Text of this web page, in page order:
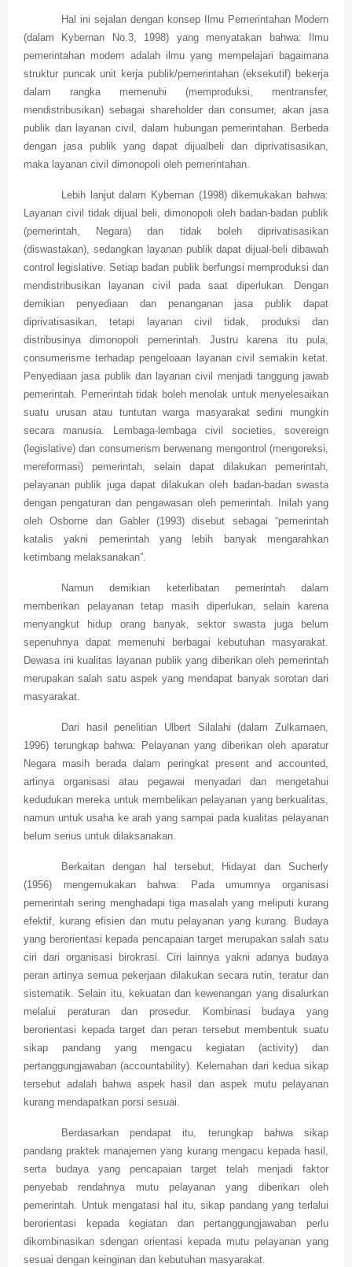
Hal ini sejalan dengan konsep Ilmu Pemerintahan Modern
(dalam Kybernan No.3, 1998) yang menyatakan bahwa: Ilmu
pemerintahan modern adalah ilmu yang mempelajari bagaimana
struktur puncak unit kerja publik/pemerintahan (eksekutif) bekerja
dalam rangka memenuhi (memproduksi, mentransfer,
mendistribusikan) sebagai shareholder dan consumer, akan jasa
publik dan layanan civil, dalam hubungan pemerintahan. Berbeda
dengan jasa publik yang dapat dijualbeli dan diprivatisasikan,
maka layanan civil dimonopoli oleh pemerintahan.
Lebih lanjut dalam Kybernan (1998) dikemukakan bahwa:
Layanan civil tidak dijual beli, dimonopoli oleh badan-badan publik
(pemerintah, Negara) dan tidak boleh diprivatisasikan
(diswastakan), sedangkan layanan publik dapat dijual-beli dibawah
control legislative. Setiap badan publik berfungsi memproduksi dan
mendistribusikan layanan civil pada saat diperlukan. Dengan
demikian penyediaan dan penanganan jasa publik dapat
diprivatisasikan, tetapi layanan civil tidak, produksi dan
distribusinya dimonopoli pemerintah. Justru karena itu pula,
consumerisme terhadap pengeloaan layanan civil semakin ketat.
Penyediaan jasa publik dan layanan civil menjadi tanggung jawab
pemerintah. Pemerintah tidak boleh menolak untuk menyelesaikan
suatu urusan atau tuntutan warga masyarakat sedini mungkin
secara manusia. Lembaga-lembaga civil societies, sovereign
(legislative) dan consumerism berwenang mengontrol (mengoreksi,
mereformasi) pemerintah, selain dapat dilakukan pemerintah,
pelayanan publik juga dapat dilakukan oleh badan-badan swasta
dengan pengaturan dan pengawasan oleh pemerintah. Inilah yang
oleh Osborne dan Gabler (1993) disebut sebagai “pemerintah
katalis yakni pemerintah yang lebih banyak mengarahkan
ketimbang melaksanakan”.
Namun demikian keterlibatan pemerintah dalam
memberikan pelayanan tetap masih diperlukan, selain karena
menyangkut hidup orang banyak, sektor swasta juga belum
sepenuhnya dapat memenuhi berbagai kebutuhan masyarakat.
Dewasa ini kualitas layanan publik yang diberikan oleh pemerintah
merupakan salah satu aspek yang mendapat banyak sorotan dari
masyarakat.
Dari hasil penelitian Ulbert Silalahi (dalam Zulkarnaen,
1996) terungkap bahwa: Pelayanan yang diberikan oleh aparatur
Negara masih berada dalam peringkat present and accounted,
artinya organisasi atau pegawai menyadari dan mengetahui
kedudukan mereka untuk membelikan pelayanan yang berkualitas,
namun untuk usaha ke arah yang sampai pada kualitas pelayanan
belum serius untuk dilaksanakan.
Berkaitan dengan hal tersebut, Hidayat dan Sucherly
(1956) mengemukakan bahwa: Pada umumnya organisasi
pemerintah sering menghadapi tiga masalah yang meliputi kurang
efektif, kurang efisien dan mutu pelayanan yang kurang. Budaya
yang berorientasi kepada pencapaian target merupakan salah satu
ciri dari organisasi birokrasi. Ciri lainnya yakni adanya budaya
peran artinya semua pekerjaan dilakukan secara rutin, teratur dan
sistematik. Selain itu, kekuatan dan kewenangan yang disalurkan
melalui peraturan dan prosedur. Kombinasi budaya yang
berorientasi kepada target dan peran tersebut membentuk suatu
sikap pandang yang mengacu kegiatan (activity) dan
pertanggungjawaban (accountability). Kelemahan dari kedua sikap
tersebut adalah bahwa aspek hasil dan aspek mutu pelayanan
kurang mendapatkan porsi sesuai.
Berdasarkan pendapat itu, terungkap bahwa sikap
pandang praktek manajemen yang kurang mengacu kepada hasil,
serta budaya yang pencapaian target telah menjadi faktor
penyebab rendahnya mutu pelayanan yang diberikan oleh
pemerintah. Untuk mengatasi hal itu, sikap pandang yang terlalui
berorientasi kepada kegiatan dan pertanggungjawaban perlu
dikombinasikan sdengan orientasi kepada mutu pelayanan yang
sesuai dengan keinginan dan kebutuhan masyarakat.